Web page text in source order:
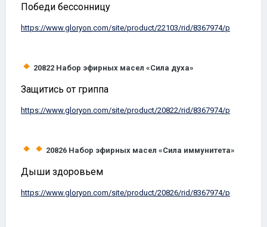
Победи бессонницу
https://www.gloryon .com/site/product/22103/rid/8367974/p
20822 Набор эфирных масел «Сила духа»
Защитись от гриппа
https://www.gloryon .com/site/product/20822/rid/8367974/p
20826 Набор эфирных масел «Сила иммунитета»
Дыши здоровьем
https://www.gloryon .com/site/product/20826/rid/8367974/p